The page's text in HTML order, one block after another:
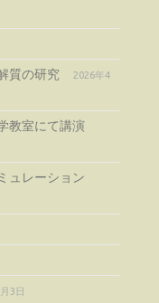
質の研究
2026年4
教室にて講演
ュレーション
3日